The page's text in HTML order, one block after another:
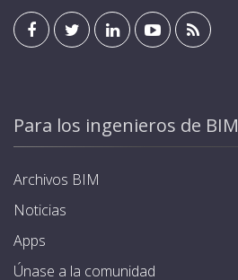
Para los ingenieros de BIM
Archivos BIM
Noticias
Apps
Únase a la comunidad